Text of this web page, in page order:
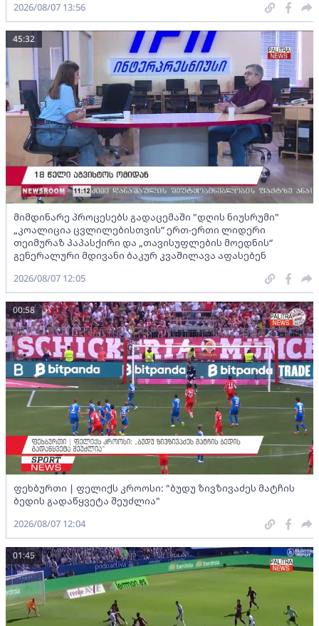
2026/08/07 13:56
მიმდინარე პროცესებს გადაცემაში "დღის ნიუსრუმი"
„კოალიცია ცვლილებისთვის“ ერთ-ერთი ლიდერი
თეიმურაზ პაპასქირი და „თავისუფლების მოედნის“
გენერალური მდივანი ბაკურ კვაშილავა აფასებენ
45:32
2026/08/07 12:05
ფეხბურთი | ფელიქს კროოსი: "ბუდუ ზივზივაძეს მატჩის
ბედის გადაწყვეტა შეუძლია"
00:58
2026/08/07 12:04
01:45